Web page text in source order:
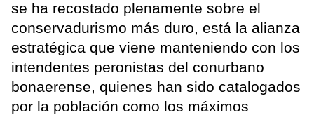
se ha recostado plenamente sobre el
conservadurismo más duro, está la alianza
estratégica que viene manteniendo con los
intendentes peronistas del conurbano
bonaerense, quienes han sido catalogados
por la población como los máximos